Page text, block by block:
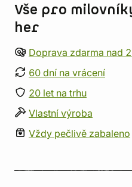
Vše pro
her
Doprava zdarma nad
60 dní na vrácení
20 let na trhu
Vlastní výroba
Vždy pečlivě zabaleno